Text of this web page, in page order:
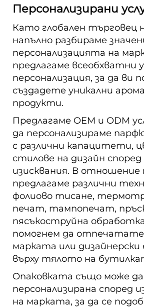
Персонализирани
Като глобален търговец
напълно разбираме
персонализацията на
предлагаме всеобхватни
персонализация, за да ви
създадете уникални
продукти.
Предлагаме OEM и ODM
да персонализираме
с различни капацитети,
стилове на дизайн
изисквания. В отношение
предлагаме различни
фолиово тисане,
печат, тампопечат,
пясъкоструйна
помогнем да отпечатате
марката или
върху тялото на
Опаковката също може
персонализирана според
на марката, за да се